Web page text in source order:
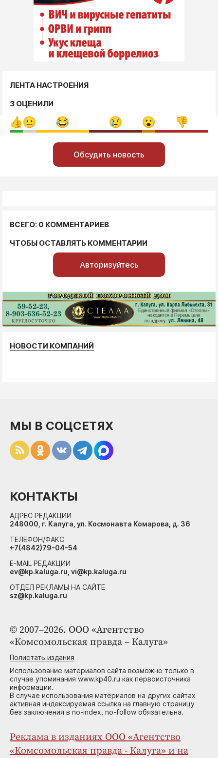
ЛЕНТА НАСТРОЕНИЯ
3 ОЦЕНИЛИ
Обсудить новость
ВСЕГО: 0 КОММЕНТАРИЕВ
ЧТОБЫ ОСТАВЛЯТЬ КОММЕНТАРИИ
Авторизуйтесь
НОВОСТИ КОМПАНИЙ
© 2007–2026. ООО «Агентство
«Комсомольская правда – Калуга»
Полистать издания
Использование материалов сайта возможно только в
случае упоминания www.kp40.ru как первоисточника
информации.
В случае использования материалов на других сайтах
активная индексируемая ссылка на главную страницу
без заключения в no-index, no-follow обязательна.
Реклама в изданиях ООО «Агентство
«Комсомольская правда - Калуга» и на
МЫ В СОЦСЕТЯХ
КОНТАКТЫ
АДРЕС РЕДАКЦИИ
248000, г. Калуга, ул. Космонавта Комарова, д. 36
ТЕЛЕФОН/ФАКС
+7(4842)79-04-54
E-MAIL РЕДАКЦИИ
ev@kp.kaluga.ru, vi@kp.kaluga.ru
ОТДЕЛ РЕКЛАМЫ НА САЙТЕ
sz@kp.kaluga.ru